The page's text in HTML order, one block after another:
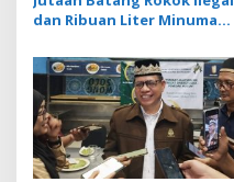
dan Ribuan Liter Minuman
dengan Ekskavator